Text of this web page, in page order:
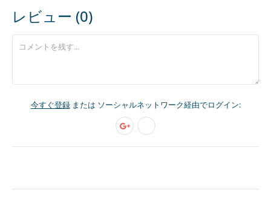
レビュー (0)
今すぐ登録または ソーシャルネットワーク経由でログイン: